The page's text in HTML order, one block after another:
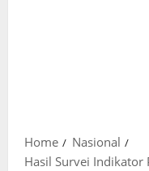
Home
Nasional
Hasil Survei Indikator